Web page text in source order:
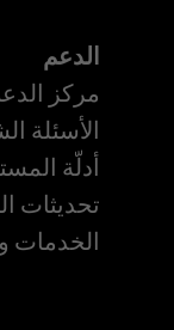
الدعم
مركز
الأسئلة
أدلّة
تحديثات
الخدمات